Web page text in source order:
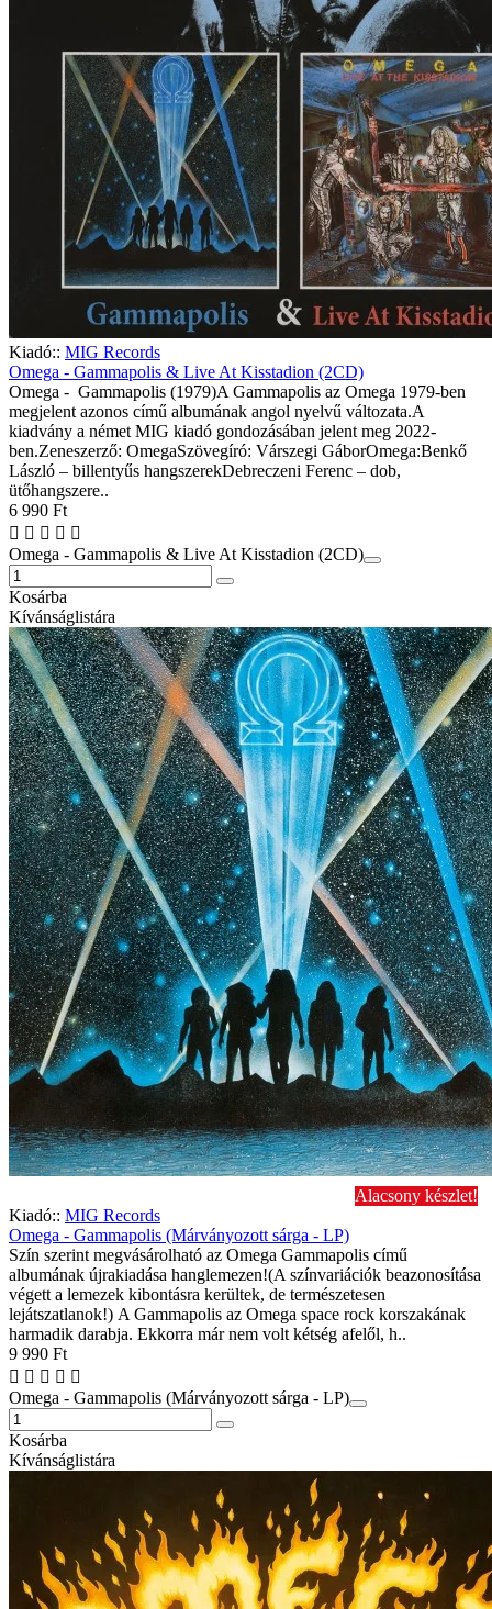
Kiadó:: MIG Records
Omega - Gammapolis & Live At Kisstadion (2CD)
Omega - Gammapolis (1979)A Gammapolis az Omega 1979-ben
megjelent azonos című albumának angol nyelvű változata.A
kiadvány a német MIG kiadó gondozásában jelent meg 2022-
ben.Zeneszerző: OmegaSzövegíró: Várszegi GáborOmega:Benkő
László – billentyűs hangszerekDebreczeni Ferenc – dob,
ütőhangszere..
6 990 Ft
Omega - Gammapolis & Live At Kisstadion (2CD)
Kosárba
Kívánságlistára
Alacsony készlet!
Kiadó:: MIG Records
Omega - Gammapolis (Márványozott sárga - LP)
Szín szerint megvásárolható az Omega Gammapolis című
albumának újrakiadása hanglemezen!(A színvariációk beazonosítása
végett a lemezek kibontásra kerültek, de természetesen
lejátszatlanok!) A Gammapolis az Omega space rock korszakának
harmadik darabja. Ekkorra már nem volt kétség afelől, h..
9 990 Ft
Omega - Gammapolis (Márványozott sárga - LP)
Kosárba
Kívánságlistára